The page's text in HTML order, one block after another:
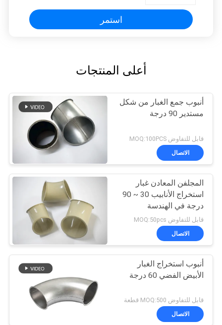
استمر
أعلى المنتجات
أنبوب جمع الغبار من شكل
مستدير 90 درجة
قابل للتفاوض MOQ:100PCS
الاتصال
المجلفن المعادن غبار
استخراج الأنابيب 30 ~ 90
درجة في الهندسة
الكيميائية الغبار
قابل للتفاوض MOQ:50pcs
الاتصال
أنبوب استخراج الغبار
الأبيض الفضي 60 درجة
قابل للتفاوض MOQ:500 قطعة
الاتصال